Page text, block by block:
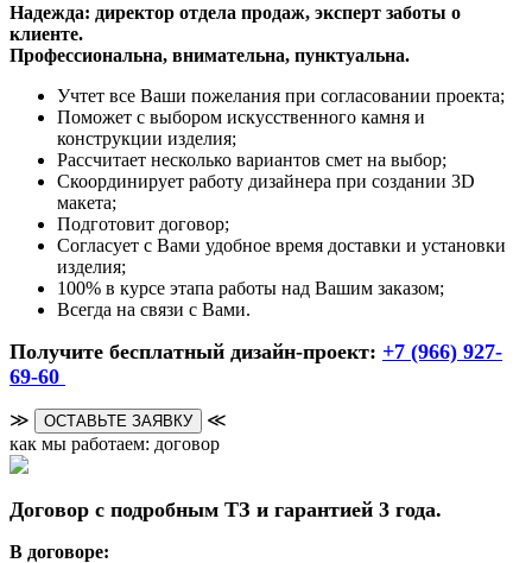
Надежда: директор отдела продаж, эксперт заботы о
клиенте.
Профессиональна, внимательна, пунктуальна.
Учтет все Ваши пожелания при согласовании проекта;
Поможет с выбором искусственного камня и
конструкции изделия;
Рассчитает несколько вариантов смет на выбор;
Скоординирует работу дизайнера при создании 3D
макета;
Подготовит договор;
Согласует с Вами удобное время доставки и установки
изделия;
100% в курсе этапа работы над Вашим заказом;
Всегда на связи с Вами.
Получите бесплатный дизайн-проект: +7 (966) 927-
69-60
≫ ОСТАВЬТЕ ЗАЯВКУ
≪
как мы работаем: договор
Договор с подробным ТЗ и гарантией 3 года.
В договоре: